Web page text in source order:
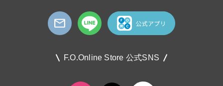
F.O.Online Store 公式SNS